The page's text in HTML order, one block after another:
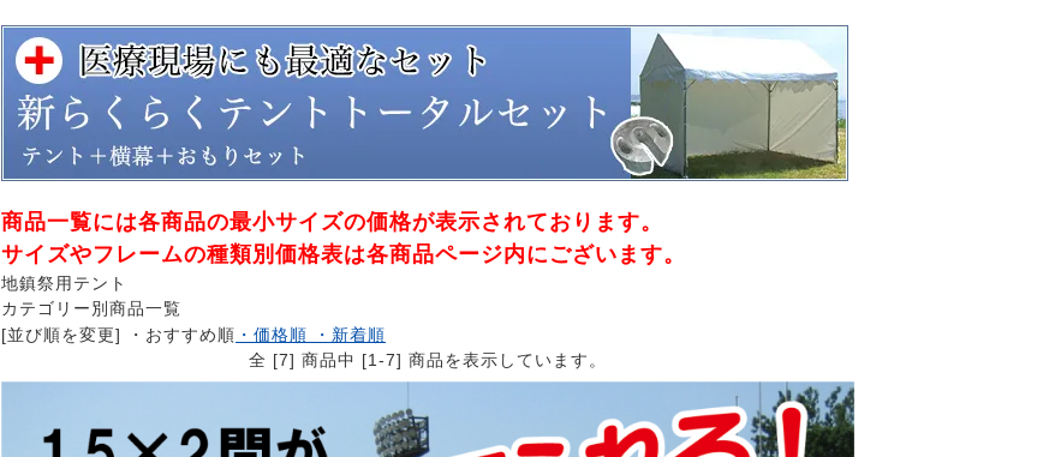
商品一覧には各商品の最小サイズの価格が表示されております。
サイズやフレームの種類別価格表は各商品ページ内にございます。
地鎮祭用テント
カテゴリー別商品一覧
[並び順を変更]
・おすすめ順 ・価格順 ・新着順
全 [7] 商品中 [1-7] 商品を表示しています。